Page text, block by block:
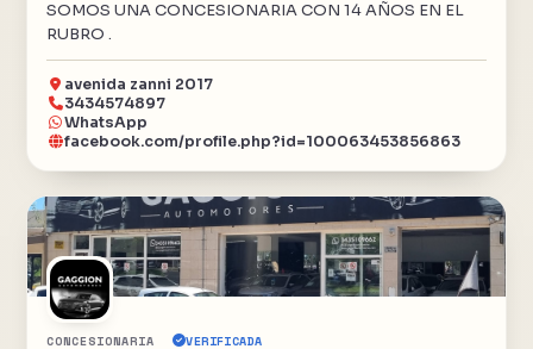
SOMOS UNA CONCESIONARIA CON 14 AÑOS EN EL
RUBRO .
avenida zanni 2017
3434574897
WhatsApp
facebook.com/profile.php?id=100063453856863
CONCESIONARIA VERIFICADA